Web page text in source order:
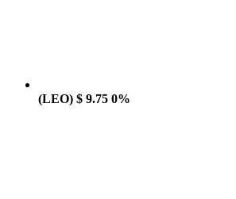
(LEO) $ 9.75 0%